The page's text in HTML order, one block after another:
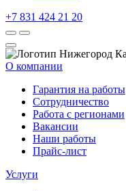
+7 831 424 21 20
О компании
Гарантия на работы
Сотрудничество
Работа с регионами
Вакансии
Наши работы
Прайс-лист
Услуги